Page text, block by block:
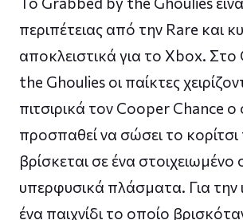
περιπέτειας από την Rare και
αποκλειστικά για το Xbox.
the Ghoulies οι παίκτες
πιτσιρικά τον Cooper Chance ο
προσπαθεί να σώσει το
βρίσκεται σε ένα στοιχειωμένο
υπερφυσικά πλάσματα. Για την
ένα παιχνίδι το οποίο